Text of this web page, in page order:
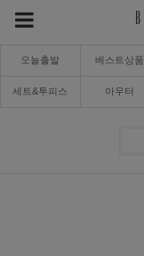
오늘출발 베스트상품
세트&투피스 아우터